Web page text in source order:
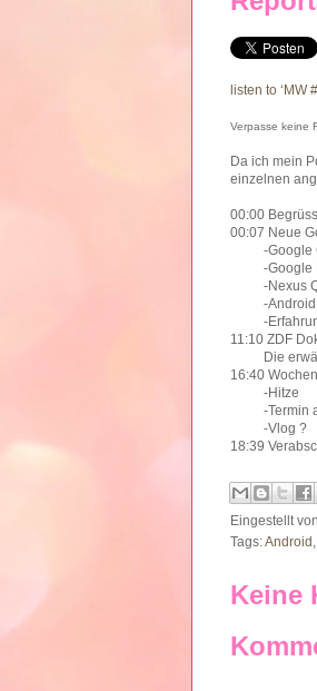
listen to ‘MW
Verpasse keine
Da ich mein
einzelnen
00:00
00:07 Neue
-Google
-Google
-Nexus Q
-Android
-
11:10 ZDF
Die
16:40
-Hitze
-Termin
-Vlog ?
18:39
Eingestellt von
Tags:Android
Keine